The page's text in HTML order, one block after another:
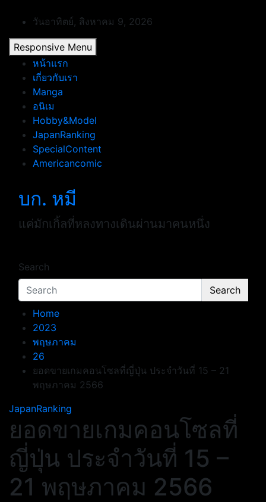
content
วันอาทิตย์, สิงหาคม 9, 2026
Responsive Menu
หน้าแรก
เกี่ยวกับเรา
Manga
อนิเม
Hobby&Model
JapanRanking
SpecialContent
Americancomic
บก. หมี
แค่มักเกิ้ลที่หลงทางเดินผ่านมาคนหนึ่ง
Search
Search
Home
2023
พฤษภาคม
26
ยอดขายเกมคอนโซลที่ญี่ปุ่น ประจำวันที่ 15 – 21
พฤษภาคม 2566
JapanRanking
ยอดขายเกมคอนโซลที่
ญี่ปุ่น ประจำวันที่ 15 –
21 พฤษภาคม 2566